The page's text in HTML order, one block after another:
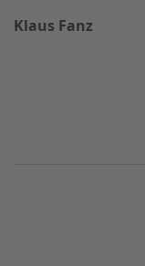
Klaus Fanz